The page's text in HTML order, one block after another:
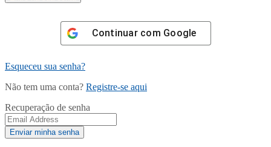
Continuar com Google
Esqueceu sua senha?
Não tem uma conta? Registre-se aqui
Recuperação de senha